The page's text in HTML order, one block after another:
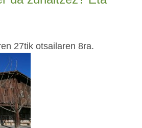
27tik otsailaren 8ra.